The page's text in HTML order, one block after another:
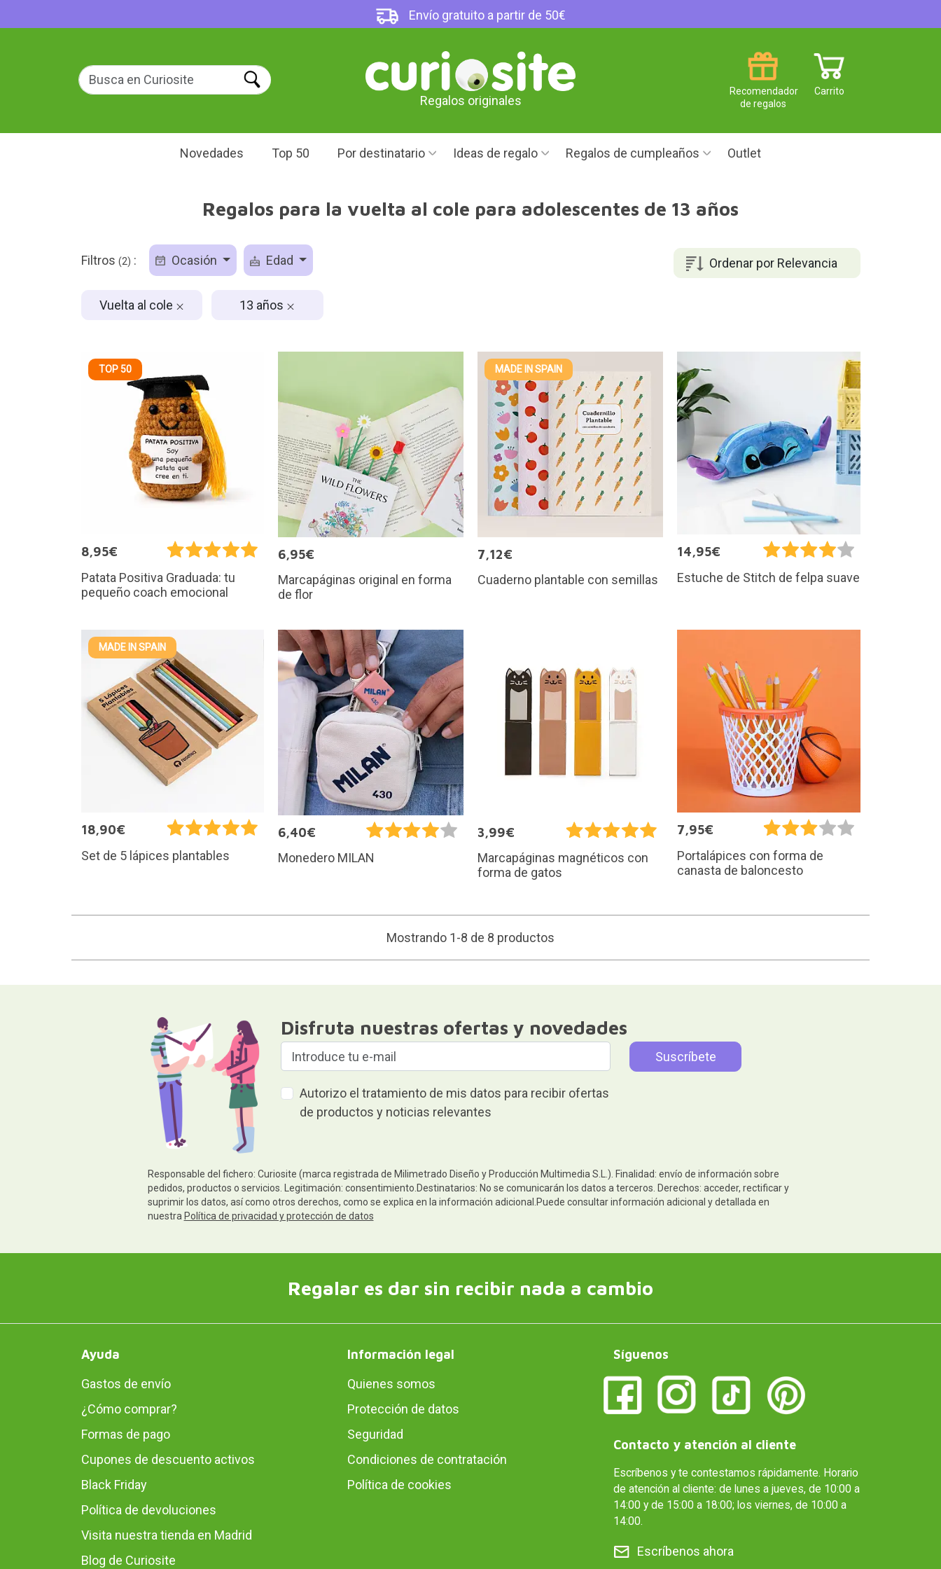
Envío gratuito a partir de 50€
Regalos originales
Carrito
Recomendador
de regalos
Novedades Top 50 Por destinatario Ideas de regalo Regalos de cumpleaños Outlet
Regalos para la vuelta al cole para adolescentes de 13 años
Ordenar por Relevancia
Filtros (2) : Ocasión Edad
Vuelta al cole 13 años
TOP 50
8,95€
Patata Positiva Graduada: tu
pequeño coach emocional
6,95€
Marcapáginas original en forma
de flor
MADE IN SPAIN
7,12€
Cuaderno plantable con semillas
14,95€
Estuche de Stitch de felpa suave
MADE IN SPAIN
18,90€
Set de 5 lápices plantables
6,40€
Monedero MILAN
3,99€
Marcapáginas magnéticos con
forma de gatos
7,95€
Portalápices con forma de
canasta de baloncesto
Mostrando 1-8 de 8 productos
Disfruta nuestras ofertas y novedades
Autorizo el tratamiento de mis datos para recibir ofertas
de productos y noticias relevantes
Responsable del fichero: Curiosite (marca registrada de Milimetrado Diseño y Producción Multimedia S.L.). Finalidad: envío de información sobre
pedidos, productos o servicios. Legitimación: consentimiento.Destinatarios: No se comunicarán los datos a terceros. Derechos: acceder, rectificar y
suprimir los datos, así como otros derechos, como se explica en la información adicional.Puede consultar información adicional y detallada en
nuestra Política de privacidad y protección de datos
Regalar es dar sin recibir nada a cambio
Ayuda
Gastos de envío
¿Cómo comprar?
Formas de pago
Cupones de descuento activos
Black Friday
Política de devoluciones
Visita nuestra tienda en Madrid
Blog de Curiosite
Información legal
Quienes somos
Protección de datos
Seguridad
Condiciones de contratación
Política de cookies
Síguenos
Contacto y atención al cliente
Escríbenos y te contestamos rápidamente. Horario
de atención al cliente: de lunes a jueves, de 10:00 a
14:00 y de 15:00 a 18:00; los viernes, de 10:00 a
14:00.
Escríbenos ahora